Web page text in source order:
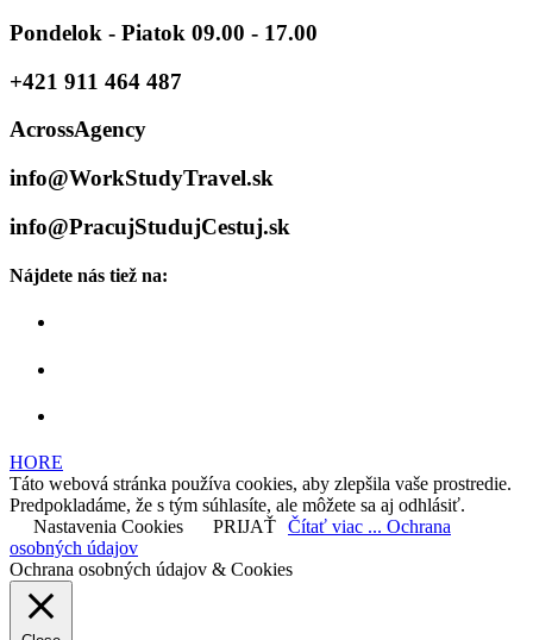
Pondelok - Piatok 09.00 - 17.00
+421 911 464 487
AcrossAgency
info@WorkStudyTravel.sk
info@PracujStudujCestuj.sk
Nájdete nás tiež na:
HORE
Táto webová stránka používa cookies, aby zlepšila vaše prostredie.
Predpokladáme, že s tým súhlasíte, ale môžete sa aj odhlásiť.
Nastavenia Cookies
PRIJAŤ Čítať viac ... Ochrana
osobných údajov
Ochrana osobných údajov & Cookies